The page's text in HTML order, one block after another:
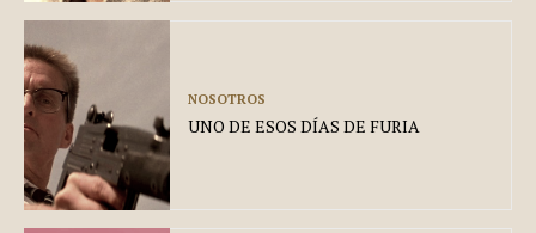
NOSOTROS
UNO DE ESOS DÍAS DE FURIA